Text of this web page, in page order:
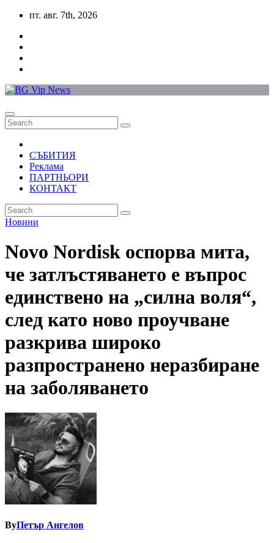
Skip
content
пт. авг. 7th, 2026
СЪБИТИЯ
Реклама
ПАРТНЬОРИ
КОНТАКТ
Новини
Novo Nordisk оспорва мита,
че затлъстяването е въпрос
единствено на „силна воля“,
след като ново проучване
разкрива широко
разпространено неразбиране
на заболяването
ByПетър Ангелов